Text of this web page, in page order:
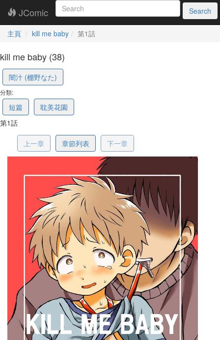
JComic Search
主頁 kill me baby 第1話
kill me baby (38)
闇汁 (棚野なた)
分類:
短篇
耽美花園
第1話
上一章 章節列表 下一章